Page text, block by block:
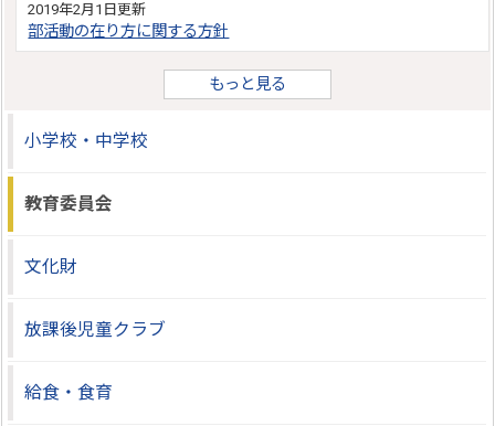
2019年2月1日更新
部活動の在り方に関する方針
もっと見る
小学校・中学校
教育委員会
文化財
放課後児童クラブ
給食・食育